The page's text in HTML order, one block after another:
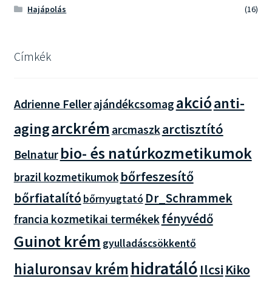
Hajápolás
(16)
Címkék
Adrienne Fellerajándékcsomag akcióanti-
agingarckrém arcmaszkarctisztító
Belnatur bio- és natúrkozmetikumok
brazil kozmetikumok bőrfeszesítő
bőrfiatalító bőrnyugtató Dr_Schrammek
francia kozmetikai termékekfényvédő
Guinot krém gyulladáscsökkentő
hialuronsav krémhidratáló Ilcsi Kiko